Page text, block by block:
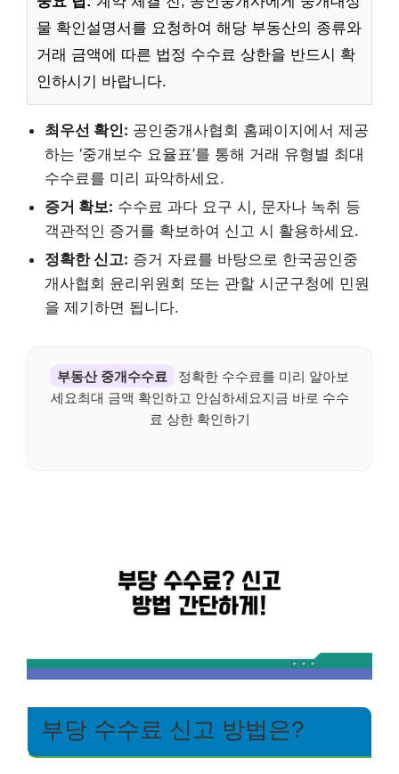
물 확인설명서를 요청하여 해당 부동산의 종류와
거래 금액에 따른 법정 수수료 상한을 반드시 확
인하시기 바랍니다.
최우선 확인: 공인중개사협회 홈페이지에서 제공
하는 ‘중개보수 요율표’를 통해 거래 유형별 최대
수수료를 미리 파악하세요.
증거 확보: 수수료 과다 요구 시, 문자나 녹취 등
객관적인 증거를 확보하여 신고 시 활용하세요.
정확한 신고: 증거 자료를 바탕으로 한국공인중
개사협회 윤리위원회 또는 관할 시군구청에 민원
을 제기하면 됩니다.
부동산 중개수수료
정확한 수수료를 미리 알아보
세요최대 금액 확인하고 안심하세요지금 바로 수수
료 상한 확인하기
부당 수수료 신고 방법은?